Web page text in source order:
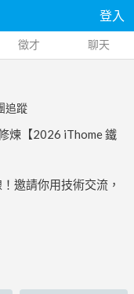
登入
徵才 聊天
追蹤
煉【2026 iThome 鐵
邀請你用技術交流，